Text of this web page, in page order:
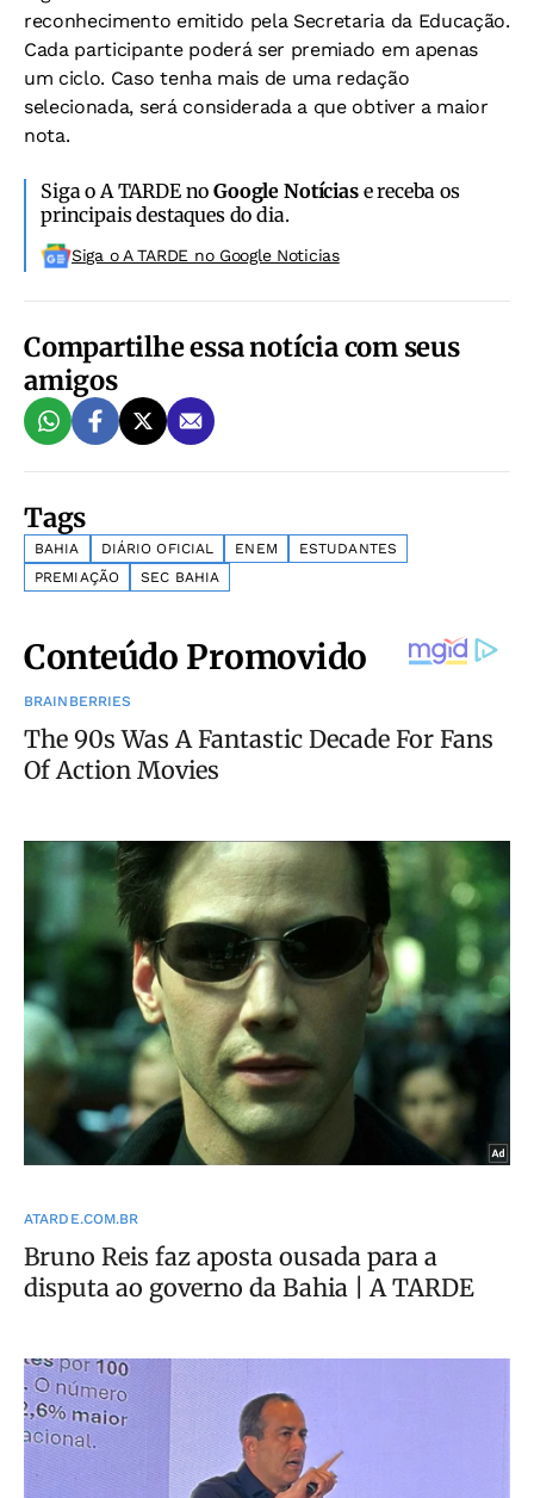
reconhecimento emitido pela Secretaria da Educação.
Cada participante poderá ser premiado em apenas
um ciclo. Caso tenha mais de uma redação
selecionada, será considerada a que obtiver a maior
nota.
Siga o A TARDE noGoogle Notíciase receba os
principais destaques do dia.
Siga o A TARDE no Google Noticias
Compartilhe essa notícia com seus
amigos
Tags
BAHIA DIÁRIO OFICIAL ENEM
ESTUDANTES
PREMIAÇÃO
SEC BAHIA